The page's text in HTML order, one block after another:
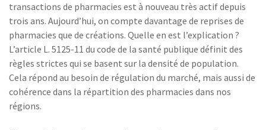
transactions de pharmacies est à nouveau très actif depuis
trois ans. Aujourd’hui, on compte davantage de reprises de
pharmacies que de créations. Quelle en est l’explication ?
L’article L. 5125-11 du code de la santé publique définit des
règles strictes qui se basent sur la densité de population.
Cela répond au besoin de régulation du marché, mais aussi de
cohérence dans la répartition des pharmacies dans nos
régions.